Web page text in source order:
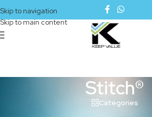
Skip to navigation
Skip to main content
Stitch®
Categories
Productos etiquetados “Stitch®”